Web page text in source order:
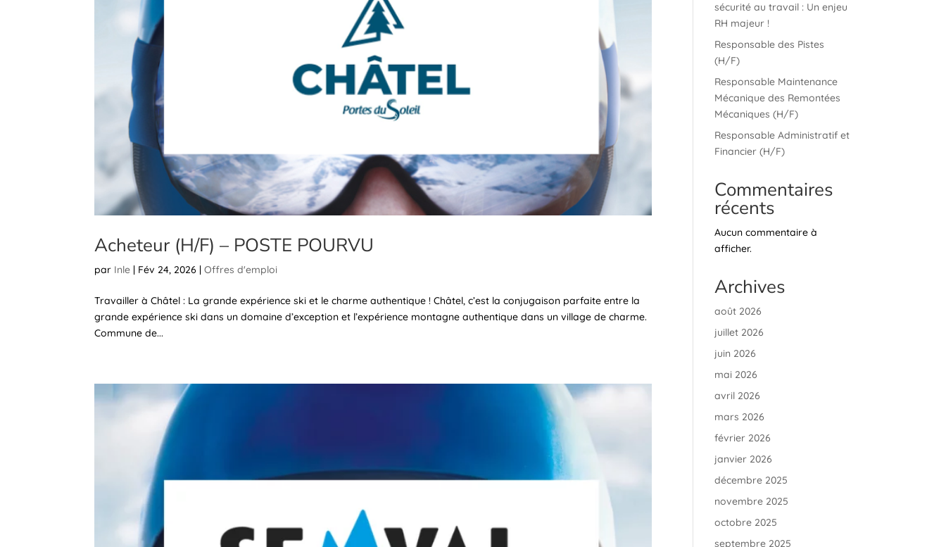
Acheteur (H/F) – POSTE POURVU
par Inle | Fév 24, 2026 |Offres d'emploi
Travailler à Châtel : La grande expérience ski et le charme authentique ! Châtel, c’est la conjugaison parfaite entre la
grande expérience ski dans un domaine d’exception et l’expérience montagne authentique dans un village de charme.
Commune de...
sécurité au travail : Un enjeu
RH majeur !
Responsable des Pistes
(H/F)
Responsable Maintenance
Mécanique des Remontées
Mécaniques (H/F)
Responsable Administratif et
Financier (H/F)
Commentaires
récents
Aucun commentaire à
afficher.
Archives
août 2026
juillet 2026
juin 2026
mai 2026
avril 2026
mars 2026
février 2026
janvier 2026
décembre 2025
novembre 2025
octobre 2025
septembre 2025